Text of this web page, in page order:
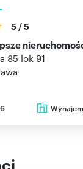
5 /5
85 lok 91